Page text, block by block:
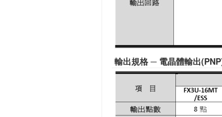
輸出規格 ─ 電晶體輸出